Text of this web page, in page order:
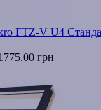
FTZ-V U4
грн